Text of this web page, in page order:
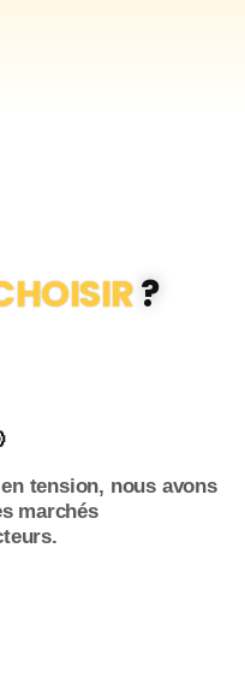
?
tension, nous avons
marchés